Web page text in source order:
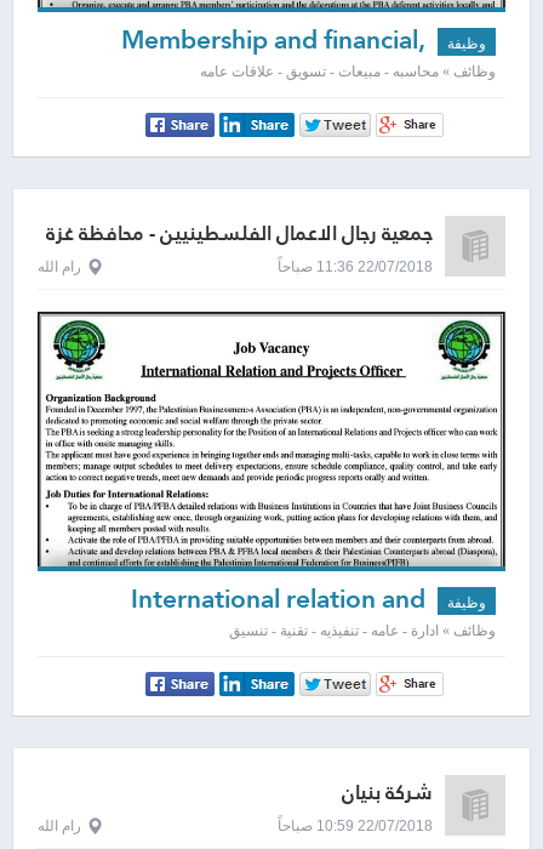
وظيفة Membership and financial,
officer
وظائف » محاسبه - مبيعات - تسويق - علاقات عامه
جمعية رجال الاعمال الفلسطينيين - محافظة غزة
22/07/2018 11:36 صباحاً رام الله
وظيفة International relation and
project officer
وظائف » ادارة - عامه - تنفيذيه - تقنية - تنسيق
شركة بنيان
22/07/2018 10:59 صباحاً رام الله